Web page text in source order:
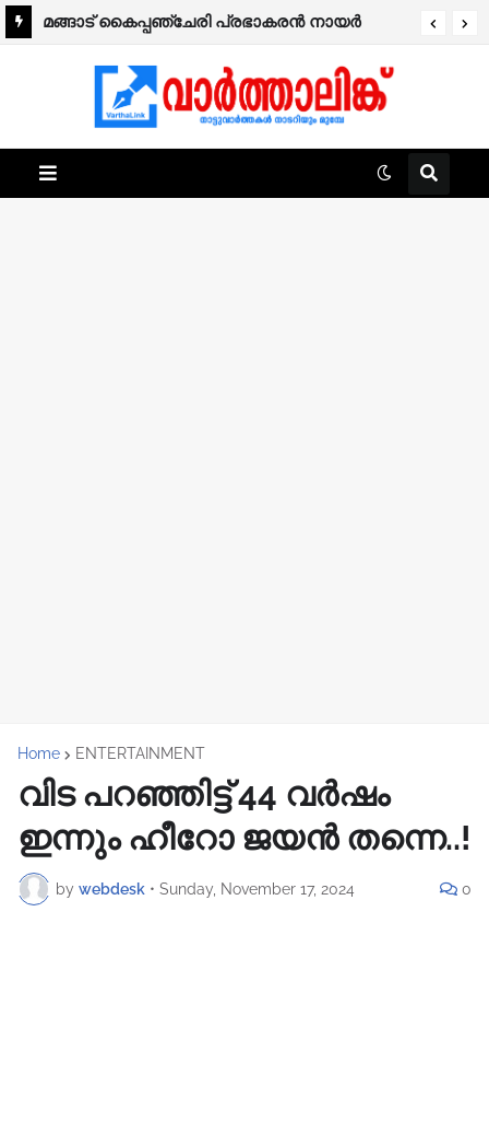
മങ്ങാട്‌ കൈപ്പഞ്ചേരി പ്രഭാകരന്‍ നായർ
Home ENTERTAINMENT
വിട പറഞ്ഞിട്ട് 44 വർഷം
ഇന്നും ഹീറോ ജയൻ തന്നെ..!
by webdesk • Sunday, November 17, 2024 0